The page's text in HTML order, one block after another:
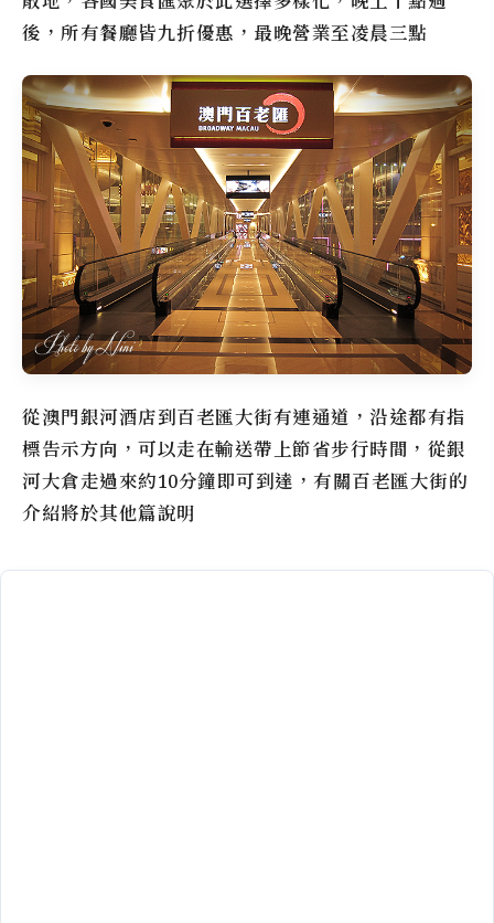
後，所有餐廳皆九折優惠，最晚營業至凌晨三點
從澳門銀河酒店到百老匯大街有連通道，沿途都有指
標告示方向，可以走在輸送帶上節省步行時間，從銀
河大倉走過來約10分鐘即可到達，有關百老匯大街的
介紹將於其他篇說明